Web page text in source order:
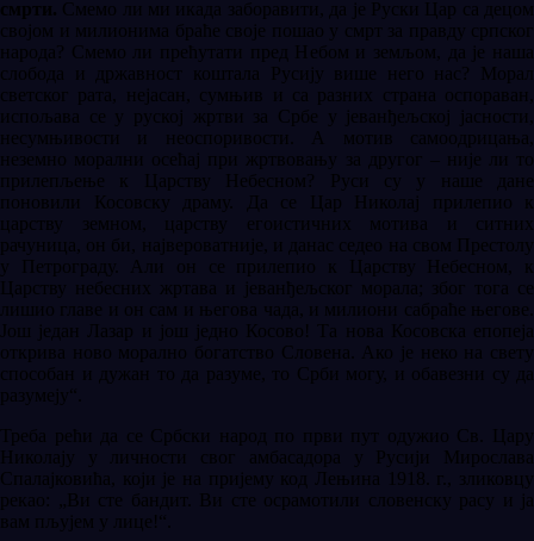
смрти. Смемо ли ми икада заборавити, да је Руски Цар са децом
својом и милионима браће своје пошао у смрт за правду српског
народа? Смемо ли прећутати пред Небом и земљом, да је наша
слобода и државност коштала Русију више него нас? Морал
светског рата, нејасан, сумњив и са разних страна оспораван,
испољава се у руској жртви за Србе у јеванђељској јасности,
несумњивости и неоспоривости. А мотив самоодрицања,
неземно морални осећај при жртвовању за другог – није ли то
прилепљење к Царству Небесном? Руси су у наше дане
поновили Косовску драму. Да се Цар Николај прилепио к
царству земном, царству егоистичних мотива и ситних
рачуница, он би, највероватније, и данас седео на свом Престолу
у Петрограду. Али он се прилепио к Царству Небесном, к
Царству небесних жртава и јеванђељског морала; због тога се
лишио главе и он сам и његова чада, и милиони сабраће његове.
Још један Лазар и још једно Косово! Та нова Косовска епопеја
открива ново морално богатство Словена. Ако је неко на свету
способан и дужан то да разуме, то Срби могу, и обавезни су да
разумеју“.
Треба рећи да се Србски народ по први пут одужио Св. Цару
Николaју у личности свог амбасадора у Русији Мирослава
Спалајковића, који је на пријему код Лењина 1918. г., зликовцу
рекао: „Ви сте бандит. Ви сте осрамотили словенску расу и ја
вам пљујем у лице!“.